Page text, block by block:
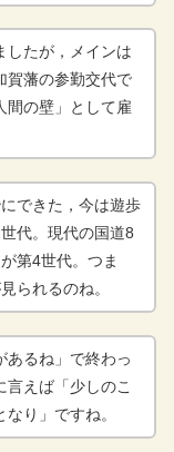
したが，メインは
賀藩の参勤交代で
間の壁」として雇
できた，今は遊歩
代。現代の国道8
第4世代。つま
られるのね。
あるね」で終わっ
えば「少しのこ
り」ですね。